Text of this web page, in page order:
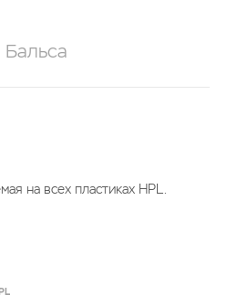
Бальса
на всех пластиках HPL.